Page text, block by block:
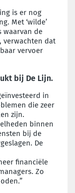
is er nog
Met ‘wilde’
waarvan de
verwachten dat
vervoer
bij De Lijn.
in
die zeer
zijn.
binnen
bij de
De
financiële
Zo